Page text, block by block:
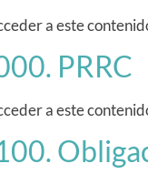
a este
PRRC
a este